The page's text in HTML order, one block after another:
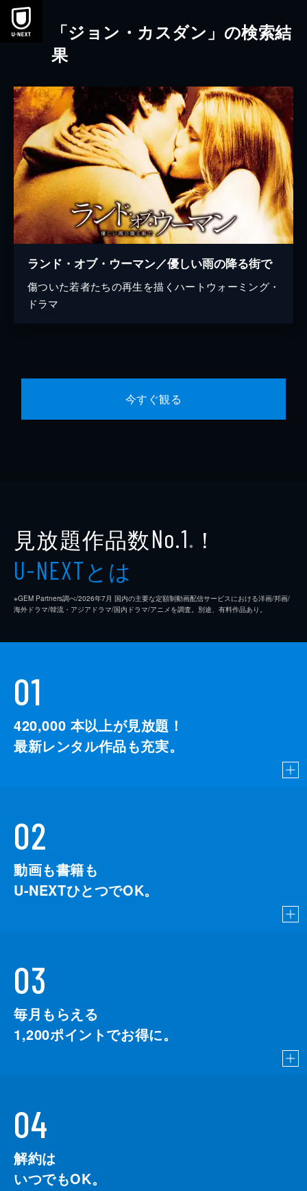
本文へスキップ
「ジョン・カスダン」の検索結
果
ランド・オブ・ウーマン／優しい雨の降る街で
傷ついた若者たちの再生を描くハートウォーミング・
ドラマ
今すぐ観る
見放題作品数No.1 ※ ！
U-NEXTとは
※GEM Partners調べ/2026年7⽉ 国内の主要な定額制動画配信サービスにおける洋画/邦画/
海外ドラマ/韓流・アジアドラマ/国内ドラマ/アニメを調査。別途、有料作品あり。
01
420,000 本以上が見放題！
最新レンタル作品も充実。
02
動画も書籍も
U-NEXTひとつでOK。
03
毎月もらえる
1,200ポイントでお得に。
04
解約は
いつでもOK。